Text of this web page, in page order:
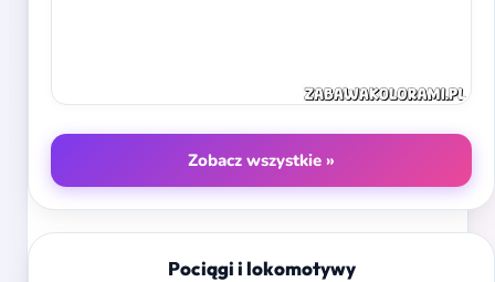
Zobacz wszystkie »
Pociągi i lokomotywy